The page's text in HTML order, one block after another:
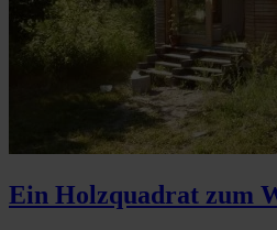
Ein Holzquadrat zum